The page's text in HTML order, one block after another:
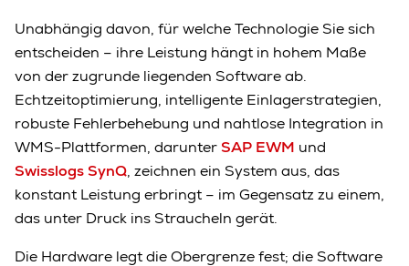
Unabhängig davon, für welche Technologie Sie sich
entscheiden – ihre Leistung hängt in hohem Maße
von der zugrunde liegenden Software ab.
Echtzeitoptimierung, intelligente Einlagerstrategien,
robuste Fehlerbehebung und nahtlose Integration in
WMS-Plattformen, darunterSAP EWM und
Swisslogs SynQ, zeichnen ein System aus, das
konstant Leistung erbringt – im Gegensatz zu einem,
das unter Druck ins Straucheln gerät.
Die Hardware legt die Obergrenze fest; die Software